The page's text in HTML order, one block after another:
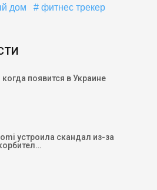
дом фитнес трекер
когда появится в Украине
устроила скандал из-за